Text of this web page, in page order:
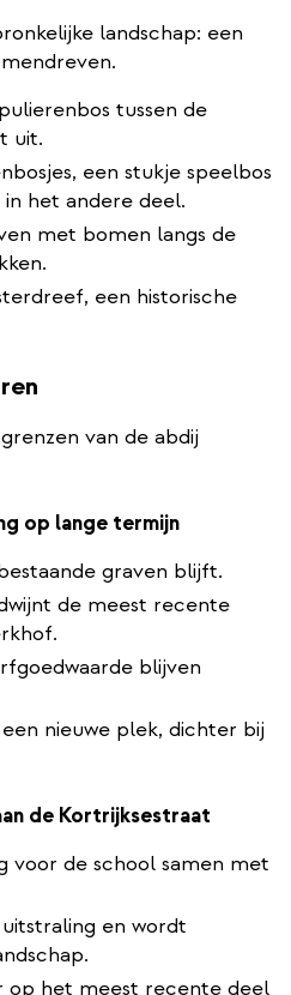
landschap: een
tussen de
uit.
een stukje speelbos
het andere deel.
met bomen langs de
een historische
van de abdij
op lange termijn
graven blijft.
de meest recente
blijven
nieuwe plek, dichter bij
de Kortrijksestraat
voor de school samen met
en wordt
op het meest recente deel